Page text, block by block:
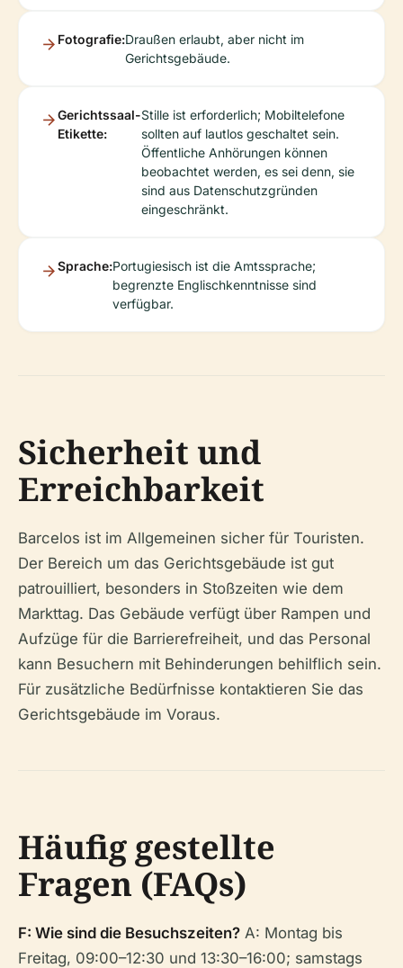
Fotografie:Draußen erlaubt, aber nicht im
Gerichtsgebäude.
Gerichtssaal-
Etikette:
Stille ist erforderlich; Mobiltelefone
sollten auf lautlos geschaltet sein.
Öffentliche Anhörungen können
beobachtet werden, es sei denn, sie
sind aus Datenschutzgründen
eingeschränkt.
Sprache:Portugiesisch ist die Amtssprache;
begrenzte Englischkenntnisse sind
verfügbar.
Sicherheit und
Erreichbarkeit
Barcelos ist im Allgemeinen sicher für Touristen.
Der Bereich um das Gerichtsgebäude ist gut
patrouilliert, besonders in Stoßzeiten wie dem
Markttag. Das Gebäude verfügt über Rampen und
Aufzüge für die Barrierefreiheit, und das Personal
kann Besuchern mit Behinderungen behilflich sein.
Für zusätzliche Bedürfnisse kontaktieren Sie das
Gerichtsgebäude im Voraus.
Häufig gestellte
Fragen (FAQs)
F: Wie sind die Besuchszeiten? A: Montag bis
Freitag, 09:00–12:30 und 13:30–16:00; samstags